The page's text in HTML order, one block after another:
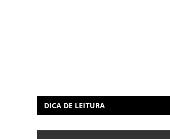
DICA DE LEITURA